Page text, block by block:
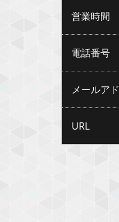
営業時間
電話番号
メールア
URL